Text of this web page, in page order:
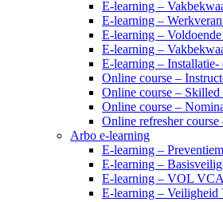
E-learning –
E-learning –
E-learning –
E-learning –
E-learning –
Online course –
Online course –
Online course –
Online refresher
Arbo e-learning
E-learning –
E-learning –
E-learning – VOL
E-learning –